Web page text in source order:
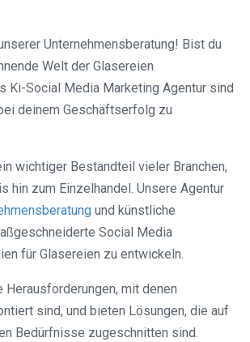
Unternehmensberatung! Bist du
Welt der Glasereien
Ki-Social Media Marketing Agentur sind
deinem Geschäftserfolg zu
wichtiger Bestandteil vieler Branchen,
hin zum Einzelhandel. Unsere Agentur
und künstliche
Social Media
für Glasereien zu entwickeln.
Herausforderungen, mit denen
sind, und bieten Lösungen, die auf
Bedürfnisse zugeschnitten sind.